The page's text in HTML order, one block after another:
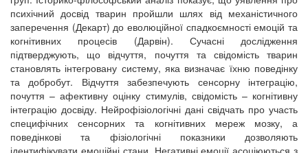
психічний досвід тварин пройшли шлях від механістичного
заперечення (Декарт) до еволюційної спадкоємності емоцій та
когнітивних процесів (Дарвін). Сучасні дослідження
підтверджують, що відчуття, почуття та свідомість тварин
становлять інтегровану систему, яка визначає їхню поведінку
та добробут. Відчуття забезпечують сенсорну інтеграцію,
почуття – афективну оцінку стимулів, свідомість – когнітивну
інтеграцію досвіду. Нейрофізіологічні дані свідчать про участь
специфічних сенсорних та когнітивних мереж мозку, а
поведінкові та фізіологічні показники дозволяють
ідентифікувати емоційні стани. Негативні емоції асоціюються з